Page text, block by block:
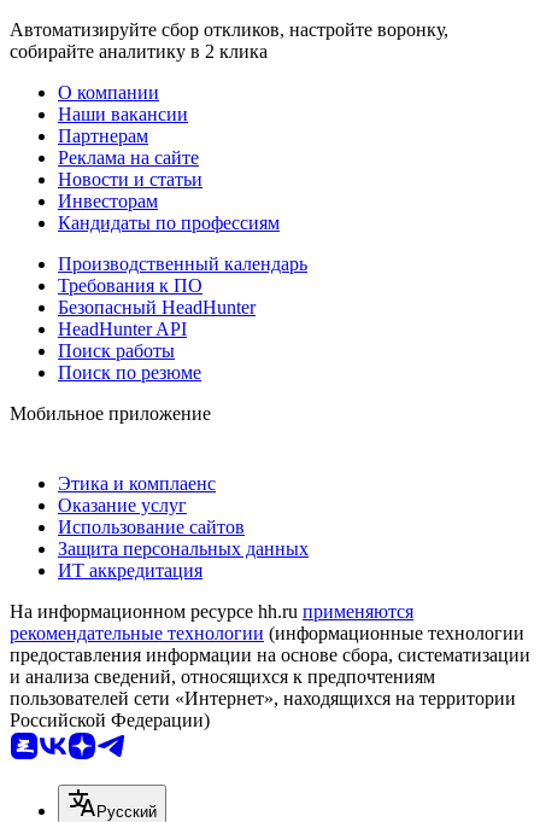
Автоматизируйте сбор откликов, настройте воронку,
собирайте аналитику в 2 клика
О компании
Наши вакансии
Партнерам
Реклама на сайте
Новости и статьи
Инвесторам
Кандидаты по профессиям
Производственный календарь
Требования к ПО
Безопасный HeadHunter
HeadHunter API
Поиск работы
Поиск по резюме
Мобильное приложение
Этика и комплаенс
Оказание услуг
Использование сайтов
Защита персональных данных
ИТ аккредитация
На информационном ресурсе hh.ru применяются
рекомендательные технологии (информационные технологии
предоставления информации на основе сбора, систематизации
и анализа сведений, относящихся к предпочтениям
пользователей сети «Интернет», находящихся на территории
Российской Федерации)
Русский